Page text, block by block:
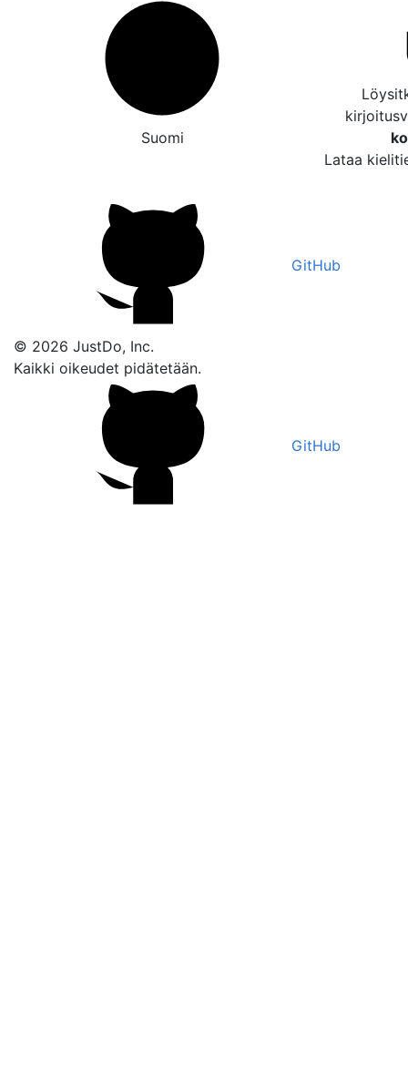
Suomi
Lataa
GitHub
© 2026 JustDo, Inc.
Kaikki oikeudet pidätetään.
GitHub